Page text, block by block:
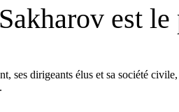
est
ses dirigeants élus et sa société